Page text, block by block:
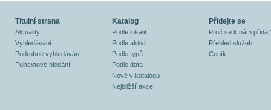
Titulní strana
Aktuality
Vyhledávání
Podrobné vyhledávání
Fulltextové hledání
Katalog
Podle lokalit
Podle aktivit
Podle typů
Podle data
Nově v katalogu
Nejbližší akce
Přidejte se
Proč se k nám
Přehled služeb
Ceník